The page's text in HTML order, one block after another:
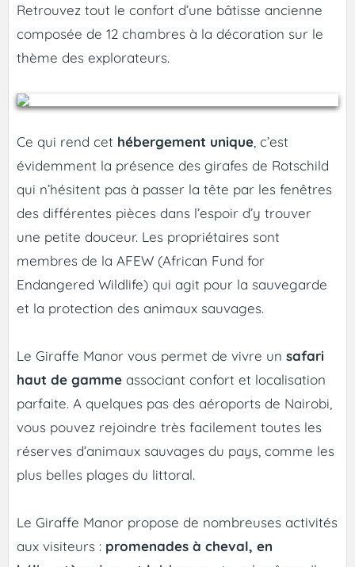
Retrouvez tout le confort d’une bâtisse ancienne
composée de 12 chambres à la décoration sur le
thème des explorateurs.
Ce qui rend cet hébergement unique , c’est
évidemment la présence des girafes de Rotschild
qui n’hésitent pas à passer la tête par les fenêtres
des différentes pièces dans l’espoir d’y trouver
une petite douceur. Les propriétaires sont
membres de la AFEW (African Fund for
Endangered Wildlife) qui agit pour la sauvegarde
et la protection des animaux sauvages.
Le Giraffe Manor vous permet de vivre un safari
haut de gamme associant confort et localisation
parfaite. A quelques pas des aéroports de Nairobi,
vous pouvez rejoindre très facilement toutes les
réserves d’animaux sauvages du pays, comme les
plus belles plages du littoral.
Le Giraffe Manor propose de nombreuses activités
aux visiteurs : promenades à cheval, en